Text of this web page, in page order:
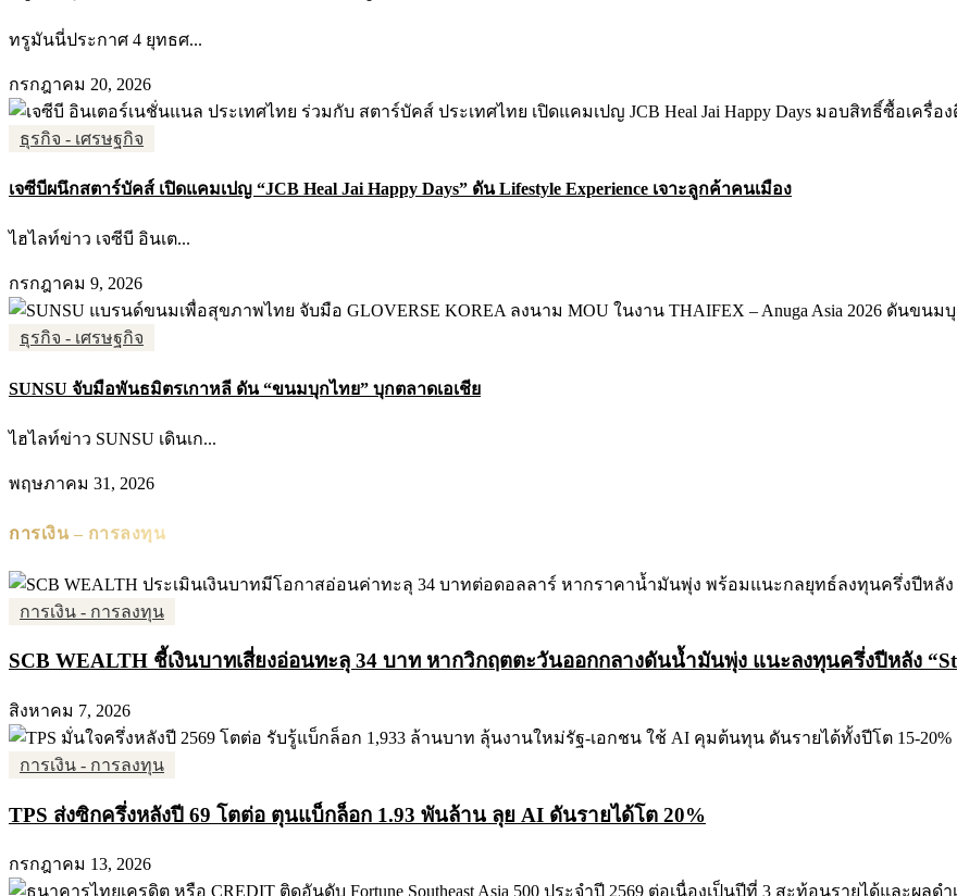
ทรูมันนี่ประกาศ 4 ยุทธศ...
กรกฎาคม 20, 2026
ธุรกิจ - เศรษฐกิจ
เจซีบีผนึกสตาร์บัคส์ เปิดแคมเปญ “JCB Heal Jai Happy Days” ดัน Lifestyle Experience เจาะลูกค้าคนเมือง
ไฮไลท์ข่าว เจซีบี อินเต...
กรกฎาคม 9, 2026
ธุรกิจ - เศรษฐกิจ
SUNSU จับมือพันธมิตรเกาหลี ดัน “ขนมบุกไทย” บุกตลาดเอเชีย
ไฮไลท์ข่าว SUNSU เดินเก...
พฤษภาคม 31, 2026
การเงิน – การลงทุน
การเงิน - การลงทุน
SCB WEALTH ชี้เงินบาทเสี่ยงอ่อนทะลุ 34 บาท หากวิกฤตตะวันออกกลางดันน้ำมันพุ่ง แนะลงทุนครึ่งปีหลัง
สิงหาคม 7, 2026
การเงิน - การลงทุน
TPS ส่งซิกครึ่งหลังปี 69 โตต่อ ตุนแบ็กล็อก 1.93 พันล้าน ลุย AI ดันรายได้โต 20%
กรกฎาคม 13, 2026